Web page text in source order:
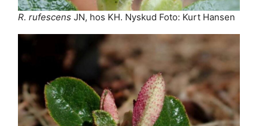
R. rufescens JN, hos KH. Nyskud Foto: Kurt Hansen